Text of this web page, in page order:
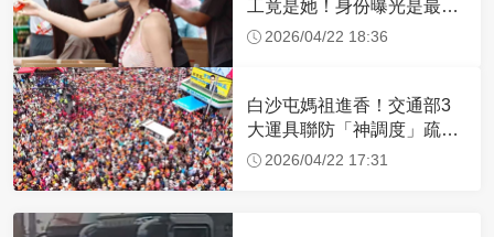
工竟是她！身份曝光是最美
禮生 一輩子不結婚
2026/04/22 18:36
白沙屯媽祖進香！交通部3
大運具聯防「神調度」疏運
32.1萬創新高
2026/04/22 17:31